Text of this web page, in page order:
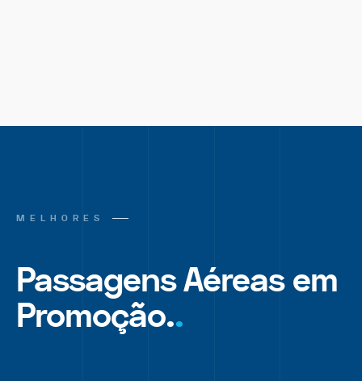
MELHORES
Passagens Aéreas em
Promoção..